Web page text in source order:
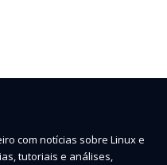
com notícias sobre Linux e
tutoriais e análises,